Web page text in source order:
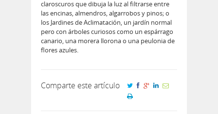
claroscuros que dibuja la luz al filtrarse entre
las encinas, almendros, algarrobos y pinos; o
los Jardines de Aclimatación, un jardín normal
pero con árboles curiosos como un espárrago
canario, una morera llorona o una peulonia de
flores azules.
Comparte este artículo